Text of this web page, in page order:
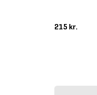
215 kr.